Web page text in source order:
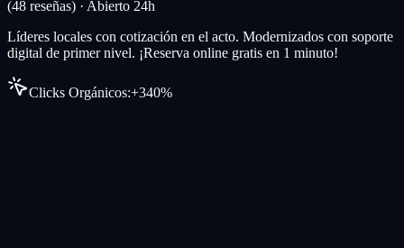
(48 reseñas) · Abierto 24h
Líderes locales con cotización en el acto. Modernizados con soporte
digital de primer nivel. ¡Reserva online gratis en 1 minuto!
Clicks Orgánicos:+340%